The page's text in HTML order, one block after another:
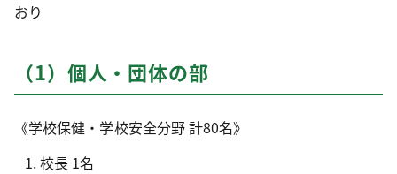
おり
（1）個人・団体の部
《学校保健・学校安全分野 計80名》
校長 1名